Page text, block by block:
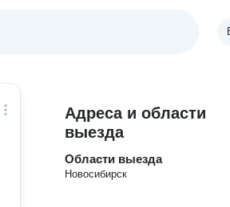
Адреса и области
выезда
Области выезда
Новосибирск